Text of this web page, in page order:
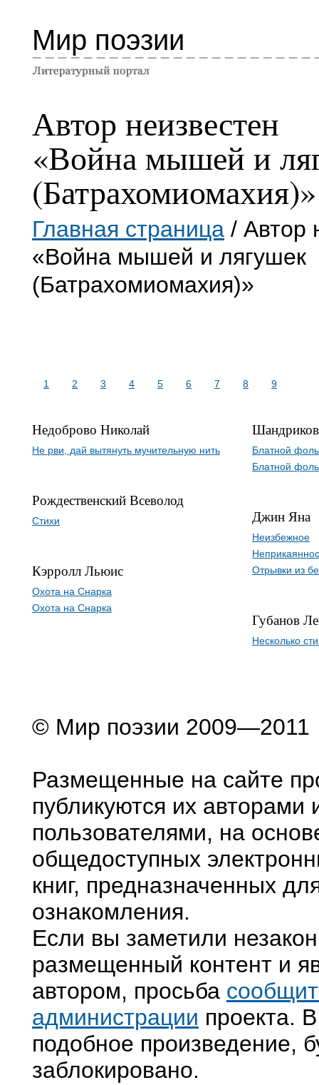
Мир поэзии
Автор неизвестен
«Война мышей и
(Батрахомиомахия)»
Главная страница / Автор
«Война мышей и лягушек
(Батрахомиомахия)»
1 2 3 4 5 6 7 8 9
Недоброво Николай
Не рви, дай вытянуть мучительную нить
Рождественский Всеволод
Стихи
Кэрролл Льюис
Охота на Снарка
Охота на Снарка
Блатной
Блатной
Джин Яна
Неизбежное
Отрывки из
Губанов
Несколько
© Мир поэзии 2009—2011
Размещенные на сайте
публикуются их авторами
пользователями, на
общедоступных
книг, предназначенных
ознакомления.
Если вы заметили
размещенный контент и
автором, просьба
администрации проекта.
подобное произведение,
заблокировано.